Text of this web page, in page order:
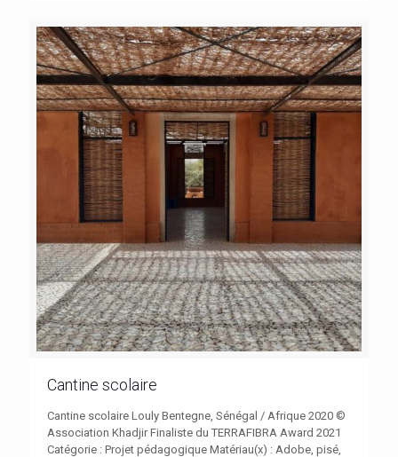
Cantine scolaire
Cantine scolaire Louly Bentegne, Sénégal / Afrique 2020 ©
Association Khadjir Finaliste du TERRAFIBRA Award 2021
Catégorie : Projet pédagogique Matériau(x) : Adobe, pisé,